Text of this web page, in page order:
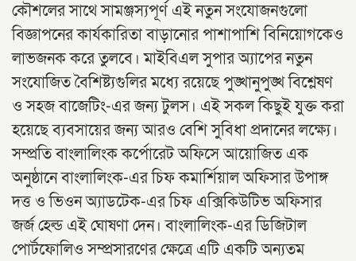
কৌশলের সাথে সামঞ্জস্যপূর্ণ এই নতুন সংযোজনগুলো
বিজ্ঞাপনের কার্যকারিতা বাড়ানোর পাশাপাশি বিনিয়োগকেও
লাভজনক করে তুলবে। মাইবিএল সুপার অ্যাপের নতুন
সংযোজিত বৈশিষ্ট্যগুলির মধ্যে রয়েছে পুঙ্খানুপুঙ্খ বিশ্লেষণ
ও সহজ বাজেটিং-এর জন্য টুলস। এই সকল কিছুই যুক্ত করা
হয়েছে ব্যবসায়ের জন্য আরও বেশি সুবিধা প্রদানের লক্ষ্যে।
সম্প্রতি বাংলালিংক কর্পোরেট অফিসে আয়োজিত এক
অনুষ্ঠানে বাংলালিংক-এর চিফ কমার্শিয়াল অফিসার উপাঙ্গ
দত্ত ও ভিওন অ্যাডটেক-এর চিফ এক্সিকিউটিভ অফিসার
জর্জ হেল্ড এই ঘোষণা দেন। বাংলালিংক-এর ডিজিটাল
পোর্টফোলিও সম্প্রসারণের ক্ষেত্রে এটি একটি অন্যতম